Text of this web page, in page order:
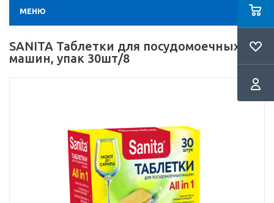
МЕНЮ
SANITA Таблетки для посудомоечных
машин, упак 30шт/8